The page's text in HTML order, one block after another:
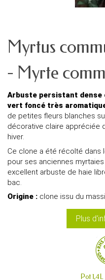
Myrtus
- Myrte
Arbuste persistant dense
vert foncé très
de petites fleurs blanches
décorative claire appréciée
hiver.
Ce clone a été récolté dans
pour ses anciennes
excellent arbuste de haie
bac.
Origine : clone issu du
Plus
Pot